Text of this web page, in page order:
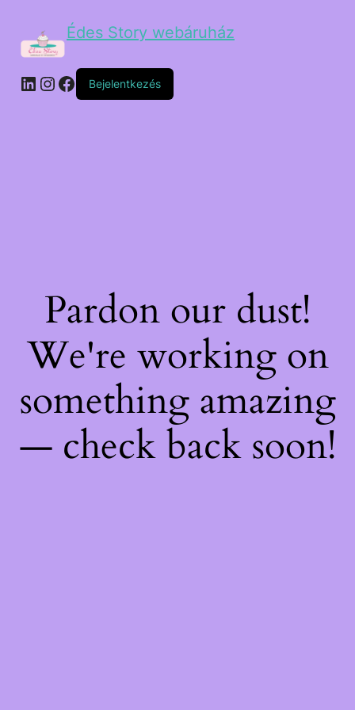
Édes Story webáruház
Bejelentkezés
Pardon our dust!
We're working on
something amazing
— check back soon!